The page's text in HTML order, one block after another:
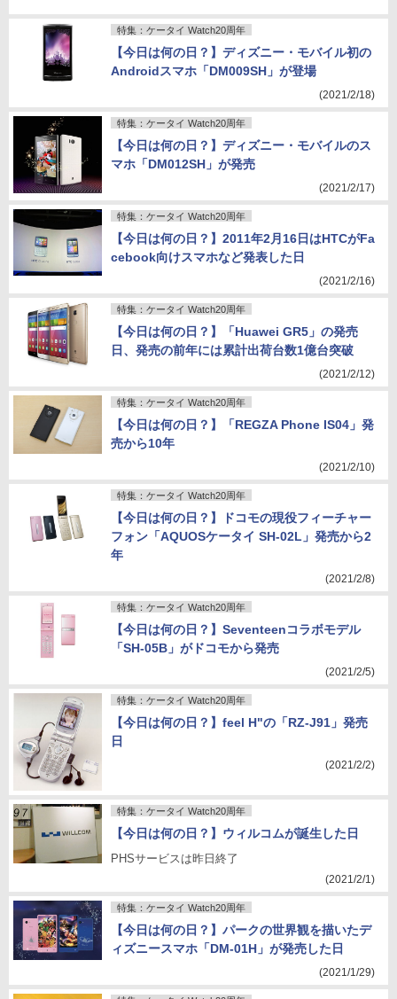
特集：ケータイ Watch20周年
【今日は何の日？】ディズニー・モバイル初の
Androidスマホ「DM009SH」が登場
(2021/2/18)
特集：ケータイ Watch20周年
【今日は何の日？】ディズニー・モバイルのス
マホ「DM012SH」が発売
(2021/2/17)
特集：ケータイ Watch20周年
【今日は何の日？】2011年2月16日はHTCがFa
cebook向けスマホなど発表した日
(2021/2/16)
特集：ケータイ Watch20周年
【今日は何の日？】「Huawei GR5」の発売
日、発売の前年には累計出荷台数1億台突破
(2021/2/12)
特集：ケータイ Watch20周年
【今日は何の日？】「REGZA Phone IS04」発
売から10年
(2021/2/10)
特集：ケータイ Watch20周年
【今日は何の日？】ドコモの現役フィーチャー
フォン「AQUOSケータイ SH-02L」発売から2
年
(2021/2/8)
特集：ケータイ Watch20周年
【今日は何の日？】Seventeenコラボモデル
「SH-05B」がドコモから発売
(2021/2/5)
特集：ケータイ Watch20周年
【今日は何の日？】feel H"の「RZ-J91」発売
日
(2021/2/2)
特集：ケータイ Watch20周年
【今日は何の日？】ウィルコムが誕生した日
PHSサービスは昨日終了
(2021/2/1)
特集：ケータイ Watch20周年
【今日は何の日？】パークの世界観を描いたデ
ィズニースマホ「DM-01H」が発売した日
(2021/1/29)